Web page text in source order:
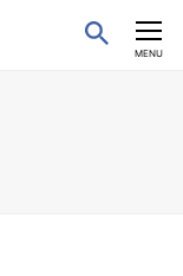
CLOSE
MENU